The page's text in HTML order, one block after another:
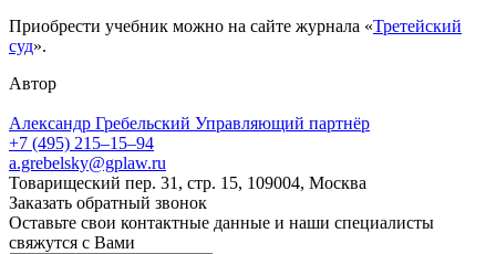
Приобрести учебник можно на сайте журнала «Третейский
суд».
Автор
Александр Гребельский Управляющий партнёр
+7 (495) 215–15–94
a.grebelsky@gplaw.ru
Товарищеский пер. 31, стр. 15, 109004, Москва
Заказать обратный звонок
Оставьте свои контактные данные и наши специалисты
свяжутся с Вами